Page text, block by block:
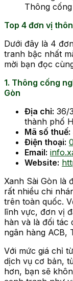
Thông
Top 4 đơn vị
Dưới đây là 4
tranh bậc nhất
mời bạn đọc
1. Thông cống
Gòn
Địa chỉ: 36/
thành phố
Mã số thuế:
Điện thoại:
Email:
Website:
Xanh Sài Gòn là
rất nhiều chi
trên toàn quốc.
lĩnh vực, đơn vị
hàn và là đối tác
ngân hàng ACB,
Với mức giá chỉ
dịch vụ cơ bản,
hơn, bạn sẽ